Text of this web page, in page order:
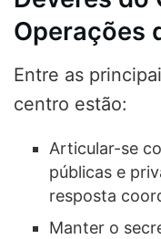
Operações
Entre as
centro estão:
Articular-se
públicas e
resposta
Manter o